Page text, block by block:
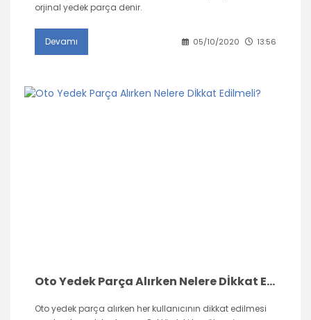
orjinal yedek parça denir.
Devamı 05/10/2020 13:56
Oto Yedek Parça Alırken Nelere Dİkkat Edilmeli?
Oto yedek parça alırken her kullanıcının dikkat edilmesi